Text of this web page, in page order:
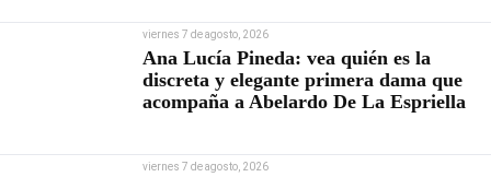
viernes 7 de agosto, 2026
Ana Lucía Pineda: vea quién es la
discreta y elegante primera dama que
acompaña a Abelardo De La Espriella
viernes 7 de agosto, 2026